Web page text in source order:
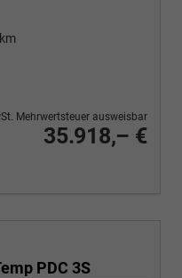
35.918,– €
Mehrwertsteuer ausweisbar
PDC 3S